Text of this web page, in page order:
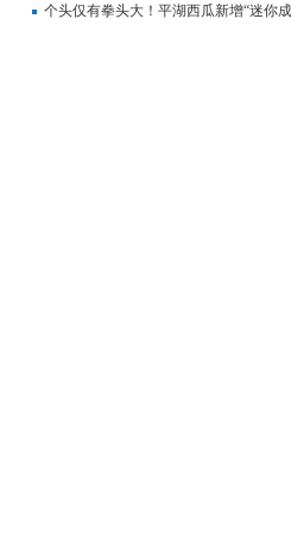
转
个头仅有拳头大！平湖西瓜新增“迷你